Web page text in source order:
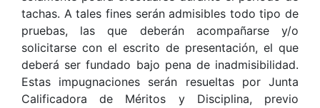
tachas. A tales fines serán admisibles todo tipo de
pruebas, las que deberán acompañarse y/o
solicitarse con el escrito de presentación, el que
deberá ser fundado bajo pena de inadmisibilidad.
Estas impugnaciones serán resueltas por Junta
Calificadora de Méritos y Disciplina, previo